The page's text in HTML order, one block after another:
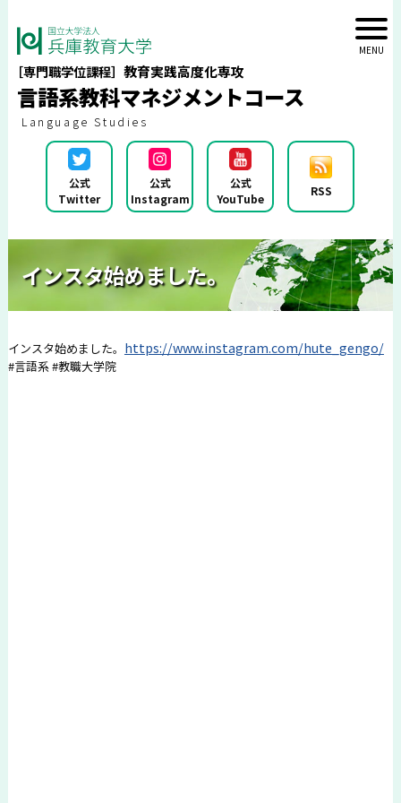
［専門職学位課程］ 教育実践高度化専攻
言語系教科マネジメントコース
Language Studies
公式
Twitter
公式
Instagram
公式
YouTube
RSS
インスタ始めました。
インスタ始めました。 https://www.instagram.com/hute_gengo/
#言語系#教職大学院